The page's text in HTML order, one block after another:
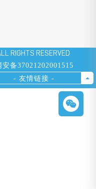
RIGHTS RESERVED
安备37021202001515
- 友情链接 -